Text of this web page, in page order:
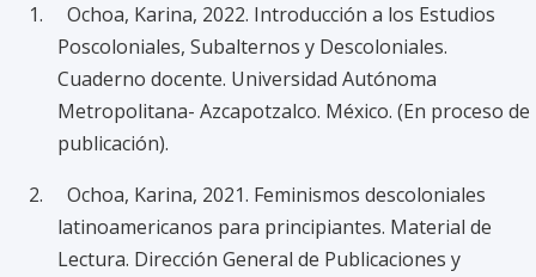
1. Ochoa, Karina, 2022. Introducción a los Estudios
Poscoloniales, Subalternos y Descoloniales.
Cuaderno docente. Universidad Autónoma
Metropolitana- Azcapotzalco. México. (En proceso de
publicación).
2. Ochoa, Karina, 2021. Feminismos descoloniales
latinoamericanos para principiantes. Material de
Lectura. Dirección General de Publicaciones y